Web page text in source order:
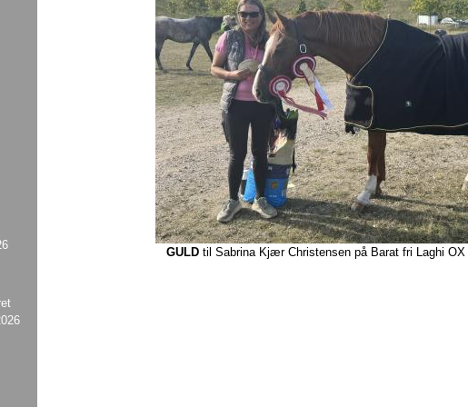
GULD til Sabrina Kjær Christensen på Barat fri Laghi